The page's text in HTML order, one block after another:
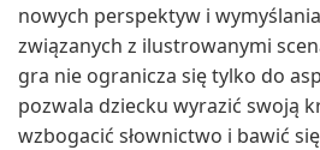
nowych perspektyw i
związanych z ilustrowanymi
gra nie ogranicza się tylko do
pozwala dziecku wyrazić swoją
wzbogacić słownictwo i bawić